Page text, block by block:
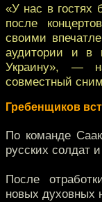
«У нас в гостях
после
своими
аудитории и в
Украину», —
совместный
Гребенщиков
По команде
русских солдат
После
новых духовных